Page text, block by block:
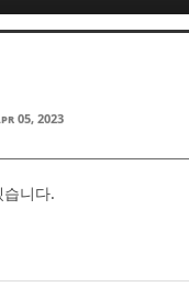
05, 2023
니다.
스케치북5
스케치북5
스케치북5
스케치북5